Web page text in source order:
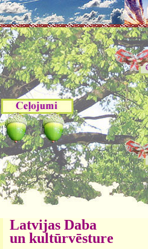
Latvijas Daba
un kultūrvēsture